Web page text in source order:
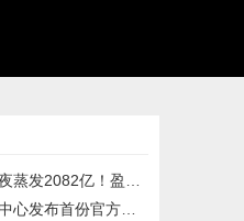
亿！盈利并不靠卖车
首份官方机构隐私计算报